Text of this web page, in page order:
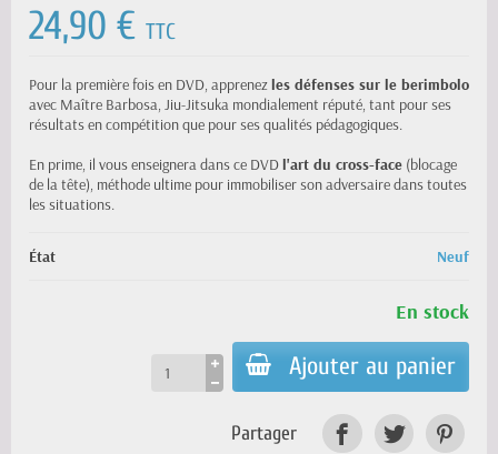
24,90 € TTC
Pour la première fois en DVD, apprenezles défenses sur le berimbolo
avec Maître Barbosa, Jiu-Jitsuka mondialement réputé, tant pour ses
résultats en compétition que pour ses qualités pédagogiques.
En prime, il vous enseignera dans ce DVDl'art du cross-face (blocage
de la tête), méthode ultime pour immobiliser son adversaire dans toutes
les situations.
État Neuf
En stock
Ajouter au panier
Partager